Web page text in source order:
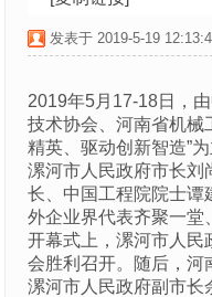
发表于 2019-5-19
2019年5月17-18日，
技术协会、河南省机械
精英、驱动创新智造”
漯河市人民政府市长刘
长、中国工程院院士谭
外企业界代表齐聚一堂
开幕式上，漯河市人民
会胜利召开。随后，河
漯河市人民政府副市长